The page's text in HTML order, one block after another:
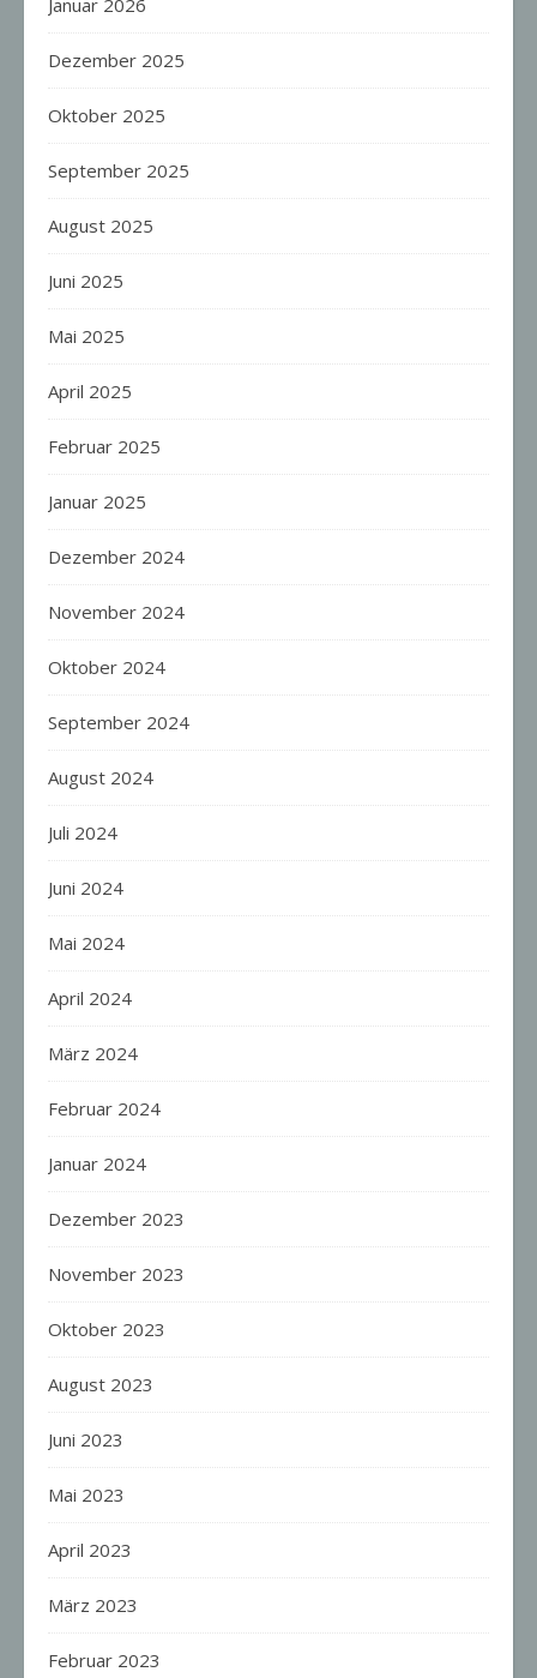
Januar 2026
Dezember 2025
Oktober 2025
September 2025
August 2025
Juni 2025
Mai 2025
April 2025
Februar 2025
Januar 2025
Dezember 2024
November 2024
Oktober 2024
September 2024
August 2024
Juli 2024
Juni 2024
Mai 2024
April 2024
März 2024
Februar 2024
Januar 2024
Dezember 2023
November 2023
Oktober 2023
August 2023
Juni 2023
Mai 2023
April 2023
März 2023
Februar 2023